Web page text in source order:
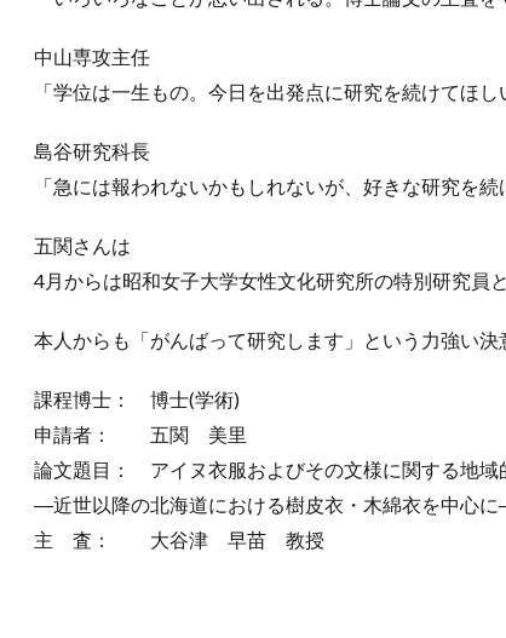
中山専攻主任
「学位は一生もの。今日を出発点に研究を続けてほし
島谷研究科長
「急には報われないかもしれないが、好きな研究を
五関さんは
4月からは昭和女子大学女性文化研究所の特別研究員
本人からも「がんばって研究します」という力強い決
課程博士： 博士(学術)
申請者： 五関 美里
論文題目： アイヌ衣服およびその文様に関する地域
―近世以降の北海道における樹皮衣・木綿衣を中心
主 査： 大谷津 早苗 教授